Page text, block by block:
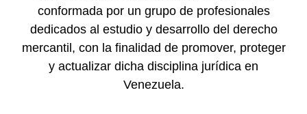
conformada por un grupo de profesionales
dedicados al estudio y desarrollo del derecho
mercantil, con la finalidad de promover, proteger
y actualizar dicha disciplina jurídica en
Venezuela.